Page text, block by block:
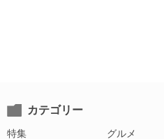
カテゴリー
特集 グルメ